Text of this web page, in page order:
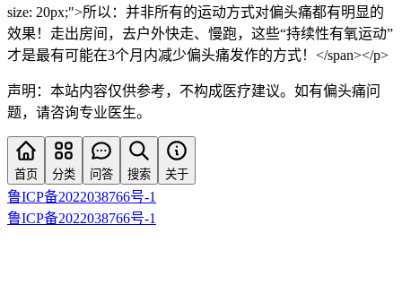
size: 20px;">所以：并非所有的运动方式对偏头痛都有明显的
效果！走出房间，去户外快走、慢跑，这些“持续性有氧运动”
才是最有可能在3个月内减少偏头痛发作的方式！</span></p>
声明：本站内容仅供参考，不构成医疗建议。如有偏头痛问
题，请咨询专业医生。
首页 分类 问答 搜索 关于
鲁ICP备2022038766号-1
鲁ICP备2022038766号-1